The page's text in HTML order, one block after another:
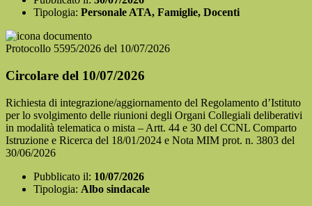
Tipologia: Personale ATA, Famiglie, Docenti
Protocollo 5595/2026 del 10/07/2026
Circolare del 10/07/2026
Richiesta di integrazione/aggiornamento del Regolamento d’Istituto
per lo svolgimento delle riunioni degli Organi Collegiali deliberativi
in modalità telematica o mista – Artt. 44 e 30 del CCNL Comparto
Istruzione e Ricerca del 18/01/2024 e Nota MIM prot. n. 3803 del
30/06/2026
Pubblicato il: 10/07/2026
Tipologia: Albo sindacale